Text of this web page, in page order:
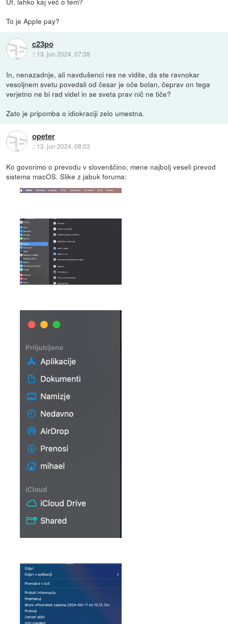
To je Apple pay?
c23po
:: 13. jun 2024, 07:38
In, nenazadnje, ali navdušenci res ne vidite, da ste ravnokar
vesoljnem svetu povedali od česar je oče bolan, čeprav on tega
verjetno ne bi rad videl in se sveta prav nič ne tiče?
Zato je pripomba o idiokraciji zelo umestna.
opeter
:: 13. jun 2024, 08:03
Ko govorimo o prevodu v slovenščino, mene najbolj veseli prevod
sistema macOS. Slike z jabuk foruma: